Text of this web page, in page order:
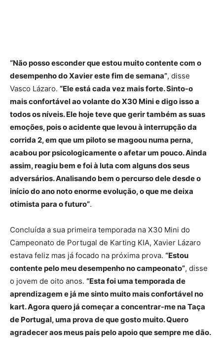
“Não posso esconder que estou muito contente com o
desempenho do Xavier este fim de semana”, disse
Vasco Lázaro. “Ele está cada vez mais forte. Sinto-o
mais confortável ao volante do X30 Mini e digo isso a
todos os níveis. Ele hoje teve que gerir também as suas
emoções, pois o acidente que levou à interrupção da
corrida 2, em que um piloto se magoou numa perna,
acabou por psicologicamente o afetar um pouco. Ainda
assim, reagiu bem e foi à luta com alguns dos seus
adversários. Analisando bem o percurso dele desde o
início do ano noto enorme evolução, o que me deixa
otimista para o futuro”.
Concluída a sua primeira temporada na X30 Mini do
Campeonato de Portugal de Karting KIA, Xavier Lázaro
estava feliz mas já focado na próxima prova. “Estou
contente pelo meu desempenho no campeonato”, disse
o jovem de oito anos. “Esta foi uma temporada de
aprendizagem e já me sinto muito mais confortável no
kart. Agora quero já começar a concentrar-me na Taça
de Portugal, uma prova de que gosto muito. Quero
agradecer aos meus pais pelo apoio que sempre me dão.